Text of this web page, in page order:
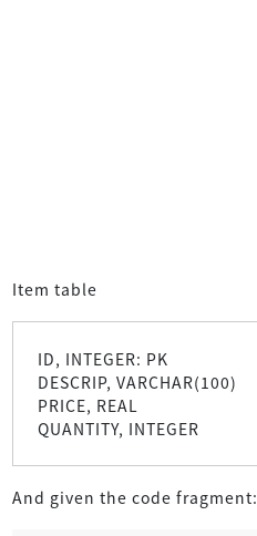
Item table
ID, INTEGER: PK
DESCRIP, VARCHAR(100)
PRICE, REAL
QUANTITY, INTEGER
And given the code fragment: